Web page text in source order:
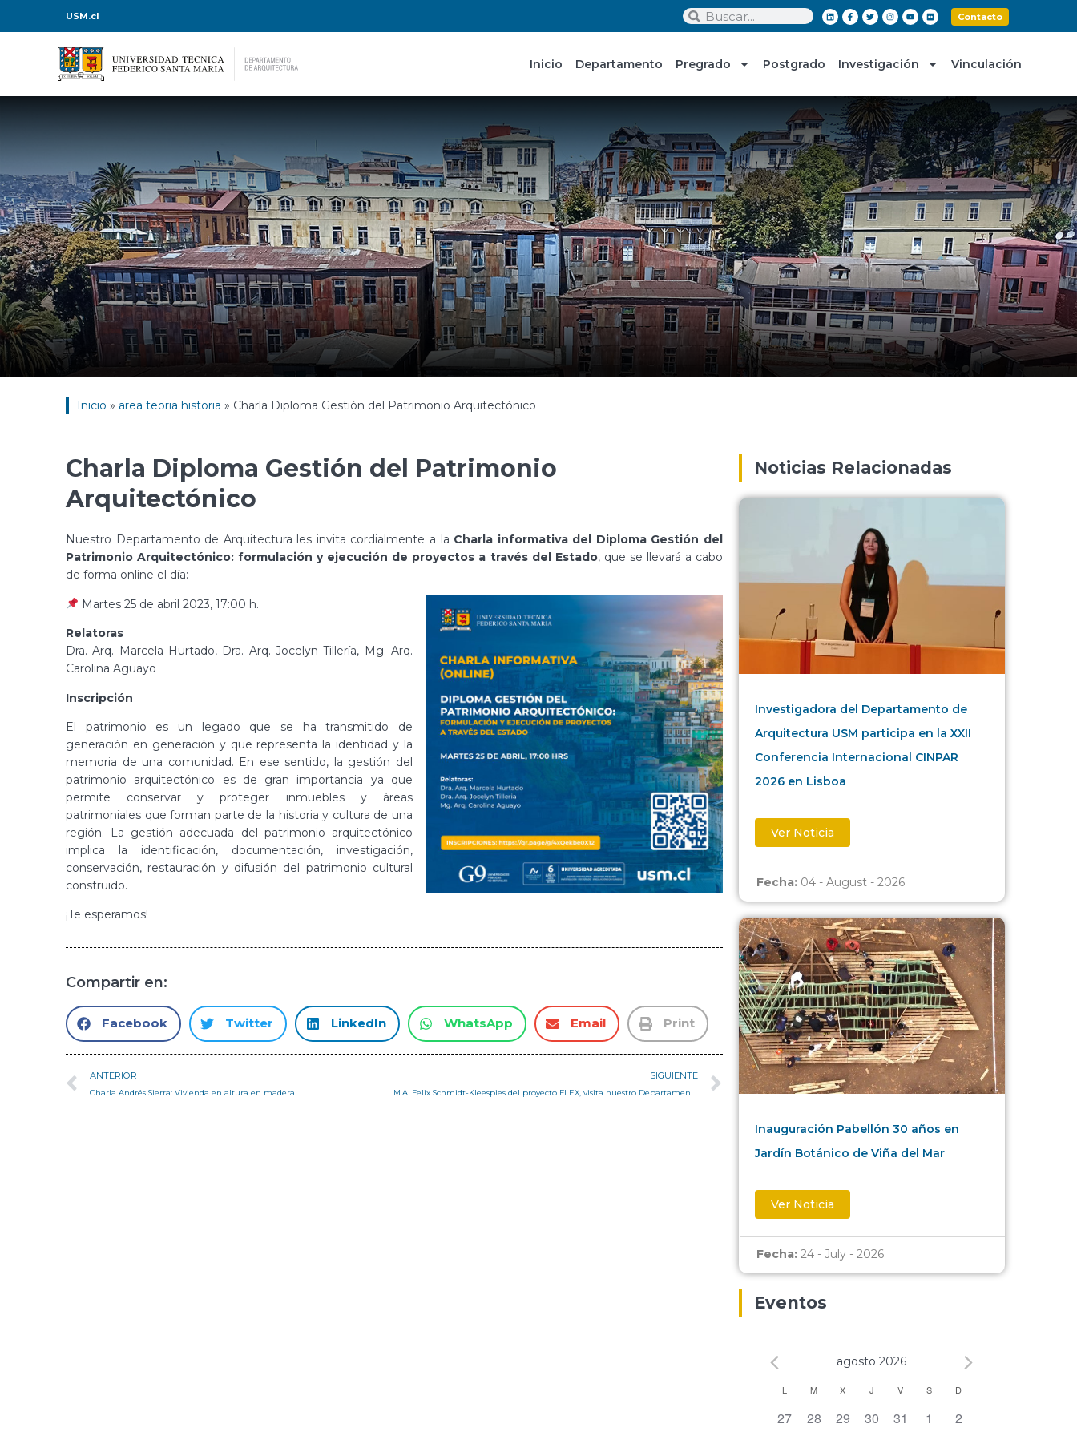
USM.cl Contacto
Inicio Departamento Pregrado Postgrado Investigación Vinculación
Inicio » area teoria historia » Charla Diploma Gestión del Patrimonio Arquitectónico
Charla Diploma Gestión del Patrimonio
Arquitectónico
Nuestro Departamento de Arquitectura les invita cordialmente a la Charla informativa del Diploma Gestión del
Patrimonio Arquitectónico: formulación y ejecución de proyectos a través del Estado, que se llevará a cabo
de forma online el día:
Martes 25 de abril 2023, 17:00 h.
Relatoras
Dra. Arq. Marcela Hurtado, Dra. Arq. Jocelyn Tillería, Mg. Arq.
Carolina Aguayo
Inscripción
El patrimonio es un legado que se ha transmitido de
generación en generación y que representa la identidad y la
memoria de una comunidad. En ese sentido, la gestión del
patrimonio arquitectónico es de gran importancia ya que
permite conservar y proteger inmuebles y áreas
patrimoniales que forman parte de la historia y cultura de una
región. La gestión adecuada del patrimonio arquitectónico
implica la identificación, documentación, investigación,
conservación, restauración y difusión del patrimonio cultural
construido.
¡Te esperamos!
Compartir en:
Facebook Twitter LinkedIn WhatsApp Email Print
ANTERIOR
Charla Andrés Sierra: Vivienda en altura en madera
SIGUIENTE
Noticias Relacionadas
Investigadora del Departamento de
Arquitectura USM participa en la XXII
Conferencia Internacional CINPAR
2026 en Lisboa
Ver Noticia
Fecha: 04 - August - 2026
Inauguración Pabellón 30 años en
Jardín Botánico de Viña del Mar
Ver Noticia
Fecha: 24 - July - 2026
Eventos
agosto 2026
Calendario
de
L M X J V S D
0 eventos,
27 0 eventos,
28 0 eventos,
29 0 eventos,
30 0 eventos,
31 0 eventos,
1 0 eventos,
2